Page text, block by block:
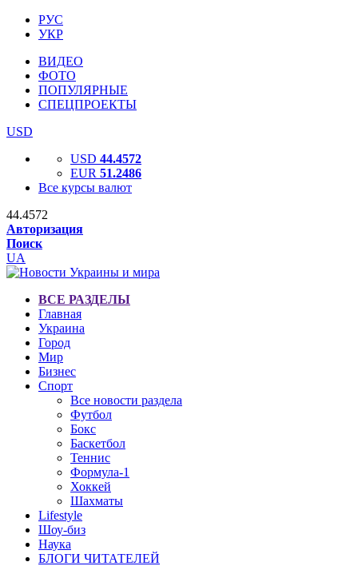
РУС
УКР
ВИДЕО
ФОТО
ПОПУЛЯРНЫЕ
СПЕЦПРОЕКТЫ
USD
USD 44.4572
EUR 51.2486
Все курсы валют
44.4572
Авторизация
Поиск
UA
ВСЕ РАЗДЕЛЫ
Главная
Украина
Город
Мир
Бизнес
Спорт
Все новости раздела
Футбол
Бокс
Баскетбол
Теннис
Формула-1
Хоккей
Шахматы
Lifestyle
Шоу-биз
Наука
БЛОГИ ЧИТАТЕЛЕЙ